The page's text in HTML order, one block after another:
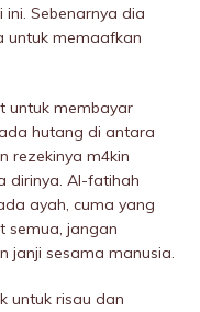
Sebenarnya dia
untuk memaafkan
untuk membayar
hutang di antara
rezekinya m4kin
dirinya. Al-fatihah
ayah, cuma yang
semua, jangan
janji sesama manusia.
untuk risau dan